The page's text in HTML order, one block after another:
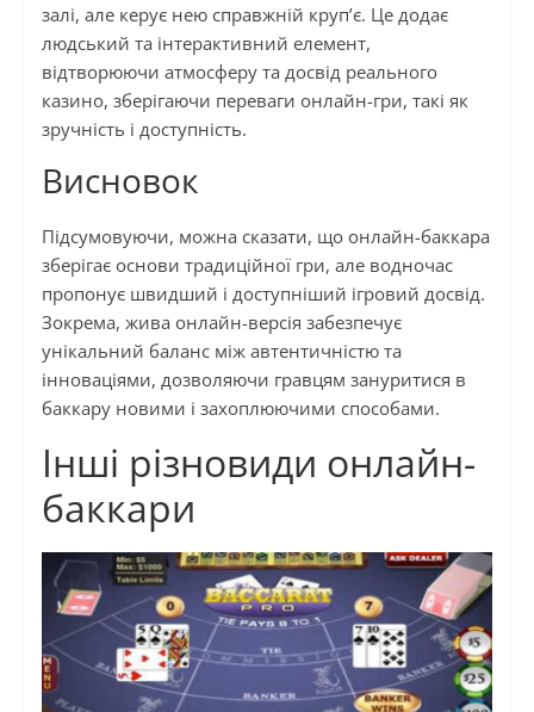
залі, але керує нею справжній круп’є. Це додає
людський та інтерактивний елемент,
відтворюючи атмосферу та досвід реального
казино, зберігаючи переваги онлайн-гри, такі як
зручність і доступність.
Висновок
Підсумовуючи, можна сказати, що онлайн-баккара
зберігає основи традиційної гри, але водночас
пропонує швидший і доступніший ігровий досвід.
Зокрема, жива онлайн-версія забезпечує
унікальний баланс між автентичністю та
інноваціями, дозволяючи гравцям зануритися в
баккару новими і захоплюючими способами.
Інші різновиди онлайн-
баккари